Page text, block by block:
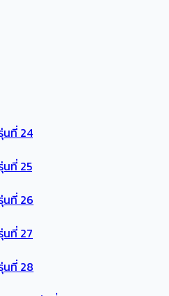
นที่ 24
นที่ 25
นที่ 26
นที่ 27
นที่ 28